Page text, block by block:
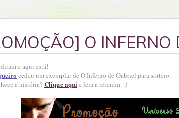
O INFERNO
e aqui está!
cedeu um exemplar de O Inferno de Gabriel para sorteio.
a história?Clique aqui e leia a resenha. :)